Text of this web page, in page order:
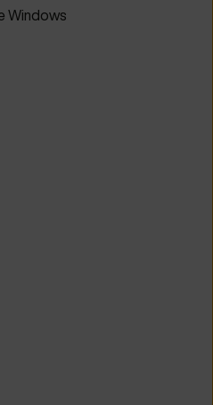
Windows